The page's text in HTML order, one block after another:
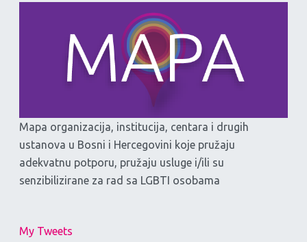
Mapa organizacija, institucija, centara i drugih
ustanova u Bosni i Hercegovini koje pružaju
adekvatnu potporu, pružaju usluge i/ili su
senzibilizirane za rad sa LGBTI osobama
My Tweets